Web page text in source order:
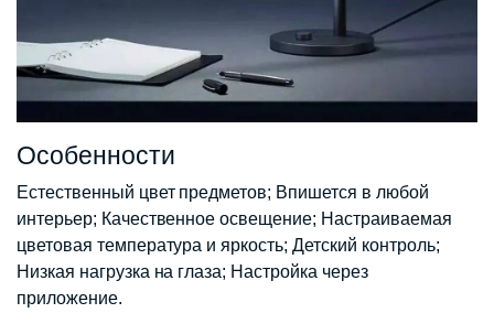
Особенности
Естественный цвет предметов; Впишется в любой
интерьер; Качественное освещение; Настраиваемая
цветовая температура и яркость; Детский контроль;
Низкая нагрузка на глаза; Настройка через
приложение.